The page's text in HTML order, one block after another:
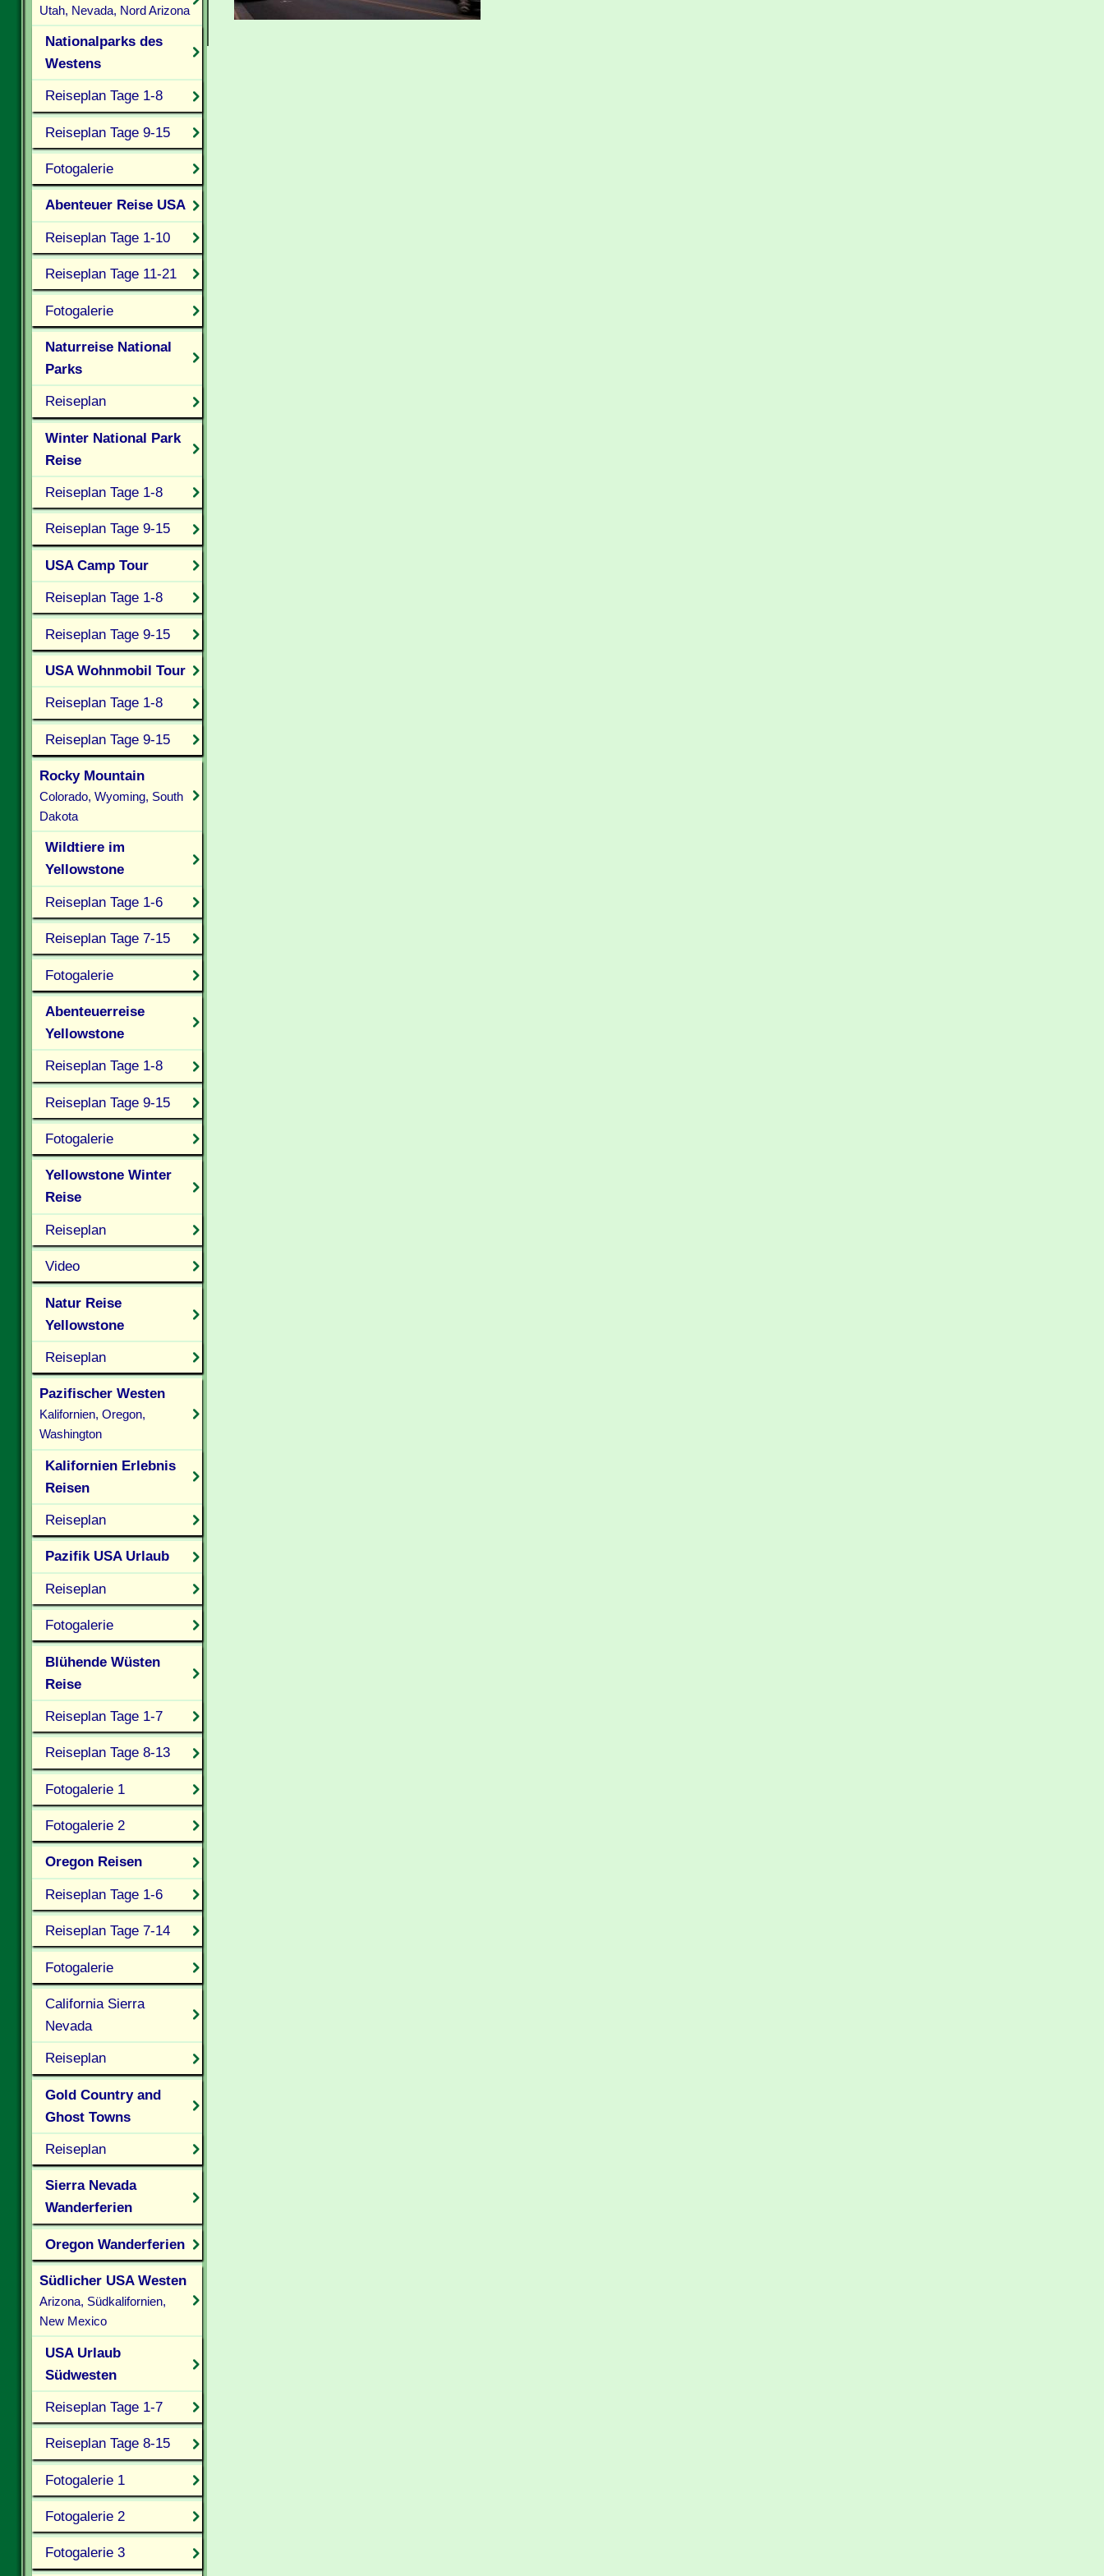
Utah, Nevada, Nord Arizona
Nationalparks des
Westens
Reiseplan Tage 1-8
Reiseplan Tage 9-15
Fotogalerie
Abenteuer Reise USA
Reiseplan Tage 1-10
Reiseplan Tage 11-21
Fotogalerie
Naturreise National
Parks
Reiseplan
Winter National Park
Reise
Reiseplan Tage 1-8
Reiseplan Tage 9-15
USA Camp Tour
Reiseplan Tage 1-8
Reiseplan Tage 9-15
USA Wohnmobil Tour
Reiseplan Tage 1-8
Reiseplan Tage 9-15
Rocky Mountain
Colorado, Wyoming, South
Dakota
Wildtiere im
Yellowstone
Reiseplan Tage 1-6
Reiseplan Tage 7-15
Fotogalerie
Abenteuerreise
Yellowstone
Reiseplan Tage 1-8
Reiseplan Tage 9-15
Fotogalerie
Yellowstone Winter
Reise
Reiseplan
Video
Natur Reise
Yellowstone
Reiseplan
Pazifischer Westen
Kalifornien, Oregon,
Washington
Kalifornien Erlebnis
Reisen
Reiseplan
Pazifik USA Urlaub
Reiseplan
Fotogalerie
Blühende Wüsten
Reise
Reiseplan Tage 1-7
Reiseplan Tage 8-13
Fotogalerie 1
Fotogalerie 2
Oregon Reisen
Reiseplan Tage 1-6
Reiseplan Tage 7-14
Fotogalerie
California Sierra
Nevada
Reiseplan
Gold Country and
Ghost Towns
Reiseplan
Sierra Nevada
Wanderferien
Oregon Wanderferien
Südlicher USA Westen
Arizona, Südkalifornien,
New Mexico
USA Urlaub
Südwesten
Reiseplan Tage 1-7
Reiseplan Tage 8-15
Fotogalerie 1
Fotogalerie 2
Fotogalerie 3